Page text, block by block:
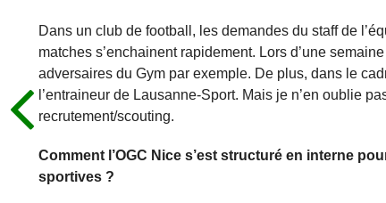
Dans un club de football, les demandes du staff de
matches s’enchainent rapidement. Lors d’une
adversaires du Gym par exemple. De plus, dans le
l’entraineur de Lausanne-Sport. Mais je n’en oublie
recrutement/scouting.
Comment l’OGC Nice s’est structuré en interne
sportives ?